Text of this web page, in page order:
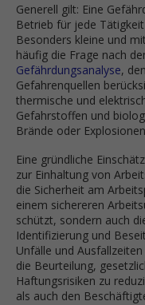
Generell gilt: Eine
Betrieb für jede
Besonders kleine und
häufig die Frage nach
Gefährdungsanalyse,
Gefahrenquellen
thermische und
Gefahrstoffen und
Brände oder Explosionen
Eine gründliche
zur Einhaltung von
die Sicherheit am
einem sichereren
schützt, sondern auch
Identifizierung und
Unfälle und
die Beurteilung,
Haftungsrisiken zu
als auch den